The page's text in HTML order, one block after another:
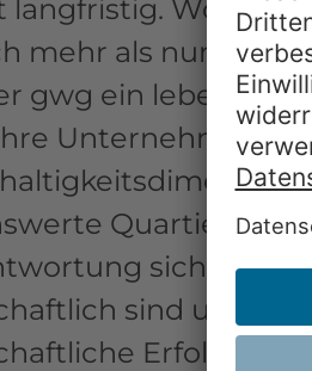
langfristig.
mehr als nur
gwg ein
Quartiere
sicher,
sind und
Erfolg die